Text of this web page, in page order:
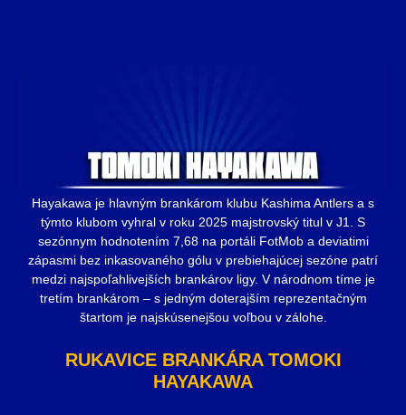
Hayakawa je hlavným brankárom klubu Kashima Antlers a s
týmto klubom vyhral v roku 2025 majstrovský titul v J1. S
sezónnym hodnotením 7,68 na portáli FotMob a deviatimi
zápasmi bez inkasovaného gólu v prebiehajúcej sezóne patrí
medzi najspoľahlivejších brankárov ligy. V národnom tíme je
tretím brankárom – s jedným doterajším reprezentačným
štartom je najskúsenejšou voľbou v zálohe.
RUKAVICE BRANKÁRA TOMOKI
HAYAKAWA